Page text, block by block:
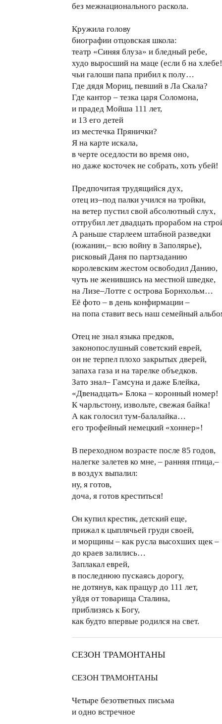
без межнационального раскола.
Кружила голову
биографии отцовская школа:
театр «Синяя блуза» и бледный ребе,
худо выросший на маце (если б на
чьи галоши папа прибил к полу…
Где дядя Мориц, певший в Ла Скала?
Где кантор – тезка царя Соломона,
и прадед Мойша 111 лет,
и 13 его детей
из местечка Прянички?
Я на карте искала,
в черте оседлости во время оно,
но даже косточек не собрать, хоть убей!
Предпочитая трудящийся дух,
отец из–под палки учился на тройки,
на ветер пустил свой абсолютный слух,
оттрубил лет двадцать прорабом на
А раньше старлеем штабной разведки
(южанин,– всю войну в Заполярье),
рисковый Даня по партзаданию
королевским жестом освободил Данию,
чуть не женившись на местной шведке,
на Лизе–Лотте с острова Борнхольм…
Её фото – в день конфирмации –
на попа ставит весь наш семейный
Отец не знал языка предков,
законопослушный советский еврей,
он не терпел плохо закрытых дверей,
запаха газа и на тарелке объедков.
Зато знал– Гамсуна и даже Блейка,
«Двенадцать» Блока – коронный номер!
К чарльстону, извольте, свежая байка!
А как голосил тум-балалайка…
его трофейный немецкий «хоннер»!
В переходном возрасте после 85 годов,
налегке залетев ко мне, – ранняя птица,–
в воздух выпалил:
ну, я готов,
доча, я готов креститься!
Он купил крестик, детский еще,
прижал к цыплячьей груди своей,
и морщины – как русла высохших щек –
до краев залились…
Заплакал еврей,
в последнюю пускаясь дорогу,
не дотянув, как пращур до 111 лет,
уйдя от товарища Сталина,
приблизясь к Богу,
как будто впервые родился на свет.
СЕЗОН ТРАМОНТАНЫ
СЕЗОН ТРАМОНТАНЫ
Четыре безответных письма
и одно встречное